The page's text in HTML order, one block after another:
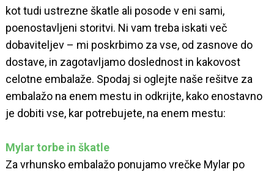
kot tudi ustrezne škatle ali posode v eni sami,
poenostavljeni storitvi. Ni vam treba iskati več
dobaviteljev – mi poskrbimo za vse, od zasnove do
dostave, in zagotavljamo doslednost in kakovost
celotne embalaže. Spodaj si oglejte naše rešitve za
embalažo na enem mestu in odkrijte, kako enostavno
je dobiti vse, kar potrebujete, na enem mestu:
Mylar torbe in škatle
Za vrhunsko embalažo ponujamo vrečke Mylar po